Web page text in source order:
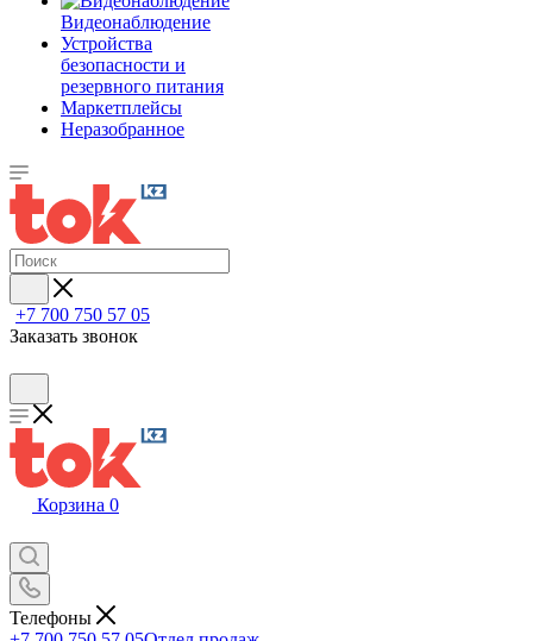
Видеонаблюдение
Устройства
безопасности и
резервного питания
Маркетплейсы
Неразобранное
+7 700 750 57 05
Заказать звонок
Корзина 0
Телефоны